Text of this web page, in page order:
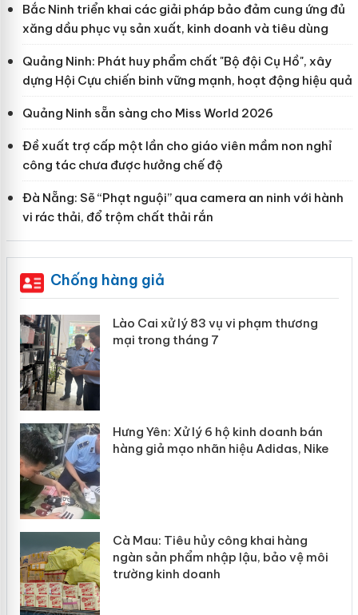
Bắc Ninh triển khai các giải pháp bảo đảm cung ứng đủ
xăng dầu phục vụ sản xuất, kinh doanh và tiêu dùng
Quảng Ninh: Phát huy phẩm chất "Bộ đội Cụ Hồ", xây
dựng Hội Cựu chiến binh vững mạnh, hoạt động hiệu quả
Quảng Ninh sẵn sàng cho Miss World 2026
Đề xuất trợ cấp một lần cho giáo viên mầm non nghỉ
công tác chưa được hưởng chế độ
Đà Nẵng: Sẽ “Phạt nguội” qua camera an ninh với hành
vi rác thải, đổ trộm chất thải rắn
Chống hàng giả
Lào Cai xử lý 83 vụ vi phạm thương
mại trong tháng 7
Hưng Yên: Xử lý 6 hộ kinh doanh bán
hàng giả mạo nhãn hiệu Adidas, Nike
Cà Mau: Tiêu hủy công khai hàng
ngàn sản phẩm nhập lậu, bảo vệ môi
trường kinh doanh